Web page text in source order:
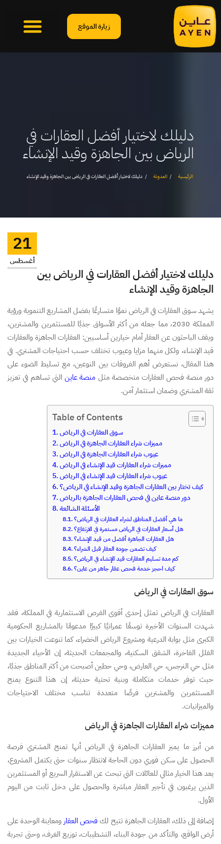
زيارة الموقع
دليلك لاختيار أفضل العقارات في
الرياض بين الجاهزة وقيد الإنشاء
الرئيسية المدونة دليلك لاختيار أفضل العقارات في الرياض بين الجاهزة وقيد الإنشاء
دليلك لاختيار أفضل العقارات في الرياض بين
الجاهزة وقيد الإنشاء
يشهد سوق العقارات في الرياض نموًا متسارعًا بفضل المشاريع التنموية ورؤية
المملكة 2030، مما جعله من أكثر الأسواق جذبًا للمستثمرين والمشترين،
ويقف الباحثون عن العقار أمام خيارين أساسيين: العقارات الجاهزة والعقارات
قيد الإنشاء، ولكل منهما مزايا وعيوب تختلف حسب احتياجات المشتري. في
هذا المقال، نستعرض أهم الفروقات بين النوعين، مع تسليط الضوء على
دور منصة فحص العقارات متخصصة مثل منصة عاينالتي تساهم في تعزيز
ثقة المشتري وضمان استثمار آمن.
Table of Contents
سوق العقارات في الرياض
مميزات شراء العقارات الجاهزة في الرياض
عيوب شراء العقارات الجاهزة في الرياض
مميزات شراء العقارات قيد الإنشاء في الرياض
عيوب شراء العقارات قيد الإنشاء في الرياض
كيف تختار بين العقارات الجاهزة وقيد الإنشاء في الرياض؟
دور منصة عاين في فحص العقارات الجاهزة بالرياض
الأسئلة الشائعة
ما هي أفضل المناطق لشراء العقارات في الرياض؟
هل أسعار العقارات في الرياض مستمرة في الارتفاع؟
هل العقارات الجاهزة أفضل من قيد الإنشاء؟
كيف تضمن جودة العقار قبل الشراء؟
كم مدة تسليم العقارات قيد الإنشاء في الرياض؟
كيف احجز خدمة فحص عقار جاهز من عاين؟
سوق العقارات في الرياض
العقارات في الرياض تمثل إحدى أقوى الفرص الاستثمارية في المملكة، فقد
شهدت السنوات الأخيرة توسعًا عمرانيًا كبيرًا مدعومًا بالمشاريع الحكومية
الكبرى مثل بوابة الدرعية ومشروع الرياض الخضراء، كما تنوعت الخيارات بين
الفلل الفاخرة، الشقق السكنية، والمجمعات الحديثة، إن الأحياء الجديدة
مثل حي النرجس، حي العارض، وحي حطين أصبحت من أكثر المناطق جذبًا،
حيث توفر خدمات متكاملة وبنية تحتية حديثة، إن هذا التنوع يمنح
المستثمرين والمشترين فرصًا متعددة تناسب مختلف الاحتياجات
والميزانيات.
مميزات شراء العقارات الجاهزة في الرياض
من أبرز ما يميز العقارات الجاهزة في الرياض أنها تمنح المشتري فرصة
الحصول على سكن فوري دون الحاجة لانتظار سنوات حتى يكتمل المشروع،
يعد هذا الخيار مثالي للعائلات التي تبحث عن الاستقرار السريع أو المستثمرين
الذين يرغبون في تأجير العقار مباشرة والحصول على دخل ثابت من اليوم
الأول.
إضافة إلى ذلك، العقارات الجاهزة تتيح لك فحص العقارومعاينة الوحدة على
أرض الواقع، والتأكد من جودة البناء، التشطيبات، توزيع الغرف، وحتى تجربة
21
أغسطس